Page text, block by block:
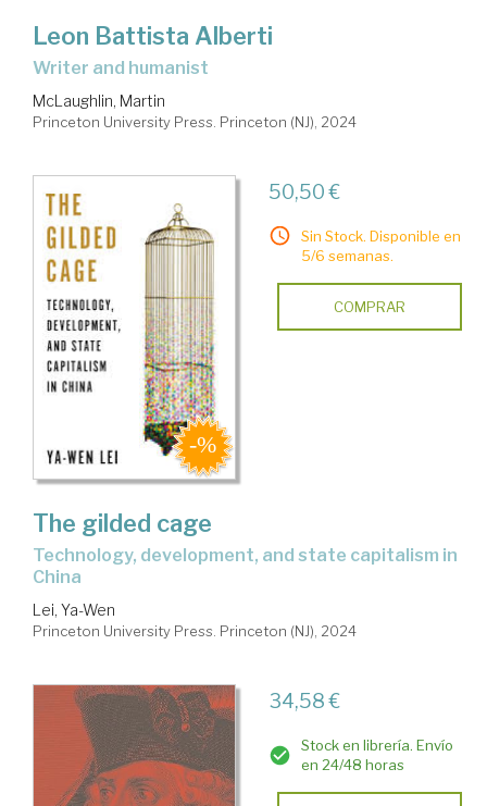
Leon Battista Alberti
writer and humanist
McLaughlin, Martin
Princeton University Press. Princeton (NJ), 2024
50,50 €
Sin Stock. Disponible en
5/6 semanas.
COMPRAR
The gilded cage
technology, development, and state capitalism in
China
Lei, Ya-Wen
Princeton University Press. Princeton (NJ), 2024
34,58 €
Stock en librería. Envío
en 24/48 horas